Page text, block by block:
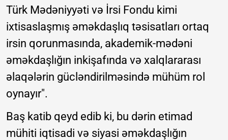
Türk Mədəniyyəti və İrsi Fondu kimi
ixtisaslaşmış əməkdaşlıq təsisatları ortaq
irsin qorunmasında, akademik-mədəni
əməkdaşlığın inkişafında və xalqlararası
əlaqələrin gücləndirilməsində mühüm rol
oynayır".
Baş katib qeyd edib ki, bu dərin etimad
mühiti iqtisadi və siyasi əməkdaşlığın